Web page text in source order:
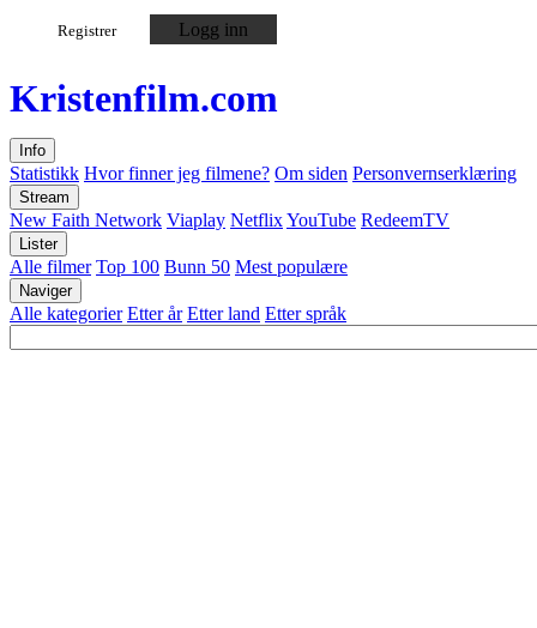
Registrer Logg inn
Kristenfilm.com
Info
Statistikk Hvor finner jeg filmene? Om siden Personvernserklæring
Stream
New Faith Network Viaplay NetflixYouTube RedeemTV
Lister
Alle filmer Top 100 Bunn 50 Mest populære
Naviger
Alle kategorier Etter år Etter land Etter språk